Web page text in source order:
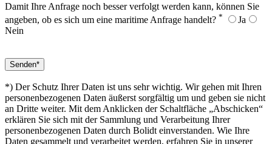
Damit Ihre Anfrage noch besser verfolgt werden kann, können Sie
angeben, ob es sich um eine maritime Anfrage handelt? *
Ja
Nein
*) Der Schutz Ihrer Daten ist uns sehr wichtig. Wir gehen mit Ihren
personenbezogenen Daten äußerst sorgfältig um und geben sie nicht
an Dritte weiter. Mit dem Anklicken der Schaltfläche „Abschicken“
erklären Sie sich mit der Sammlung und Verarbeitung Ihrer
personenbezogenen Daten durch Bolidt einverstanden. Wie Ihre
Daten gesammelt und verarbeitet werden, erfahren Sie in unserer